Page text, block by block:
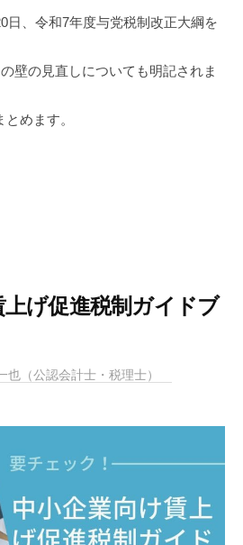
日、令和7年度与党税制改正大綱を
壁の見直しについても明記されま
めます。
げ促進税制ガイドブ
也（公認会計士・税理士）